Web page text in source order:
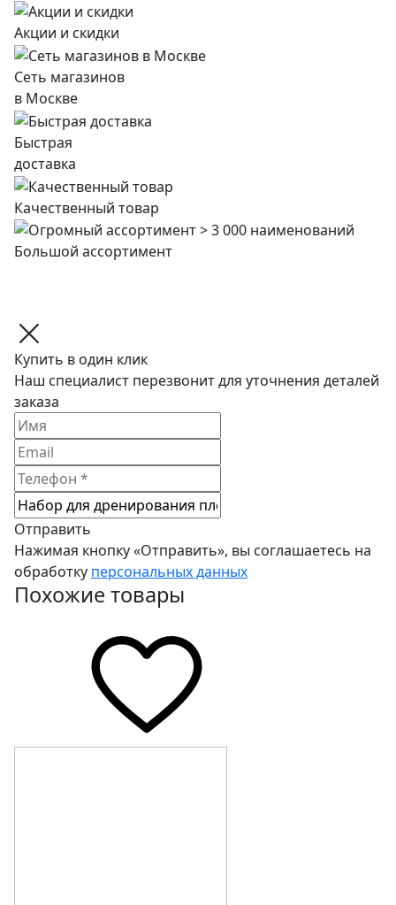
Акции и скидки
Сеть магазинов
в Москве
Быстрая
доставка
Качественный товар
Большой ассортимент
Купить в один клик
Наш специалист перезвонит для уточнения деталей
заказа
Отправить
Нажимая кнопку «Отправить», вы соглашаетесь на
обработку персональных данных
Похожие товары